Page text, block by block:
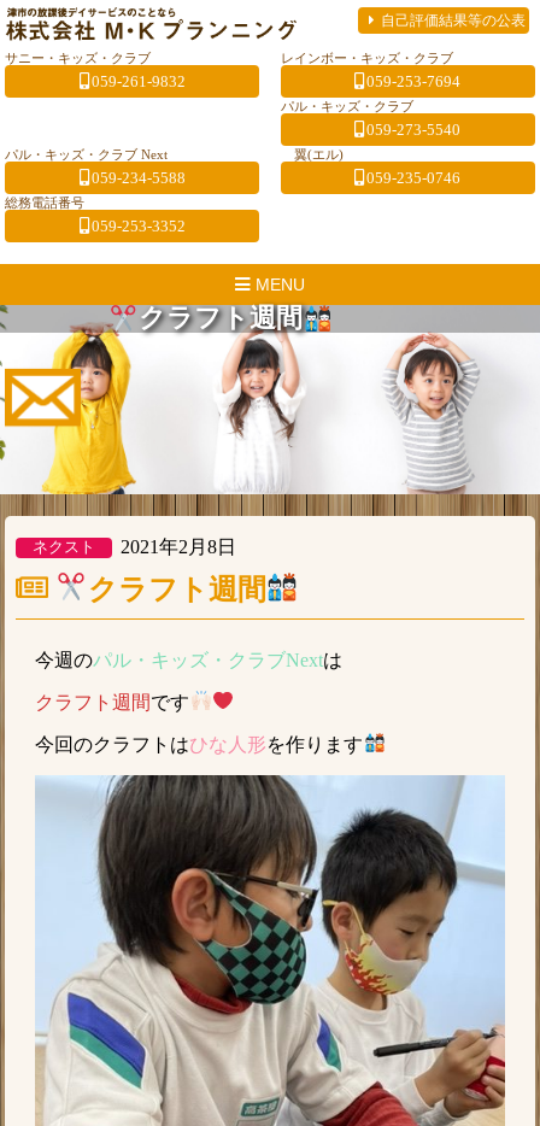
自己評価結果等の公表
サニー・キッズ・クラブ
059-261-9832
レインボー・キッズ・クラブ
059-253-7694
パル・キッズ・クラブ
059-273-5540
パル・キッズ・クラブ Next
059-234-5588
翼(エル)
059-235-0746
総務電話番号
059-253-3352
MENU
クラフト週間
ネクスト 2021年2月8日
クラフト週間
今週のパル・キッズ・クラブNextは
クラフト週間です
今回のクラフトはひな人形を作ります